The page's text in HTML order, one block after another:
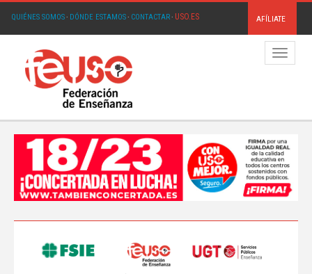
QUIÉNES SOMOS· DÓNDE ESTAMOS· CONTACTAR· USO.ES AFÍLIATE
Menú